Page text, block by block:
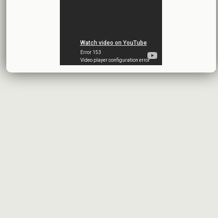
البيانات المالية النهائية عن العام 2025
شركة سيريتل موبايل تيليكوم
2026-07-12